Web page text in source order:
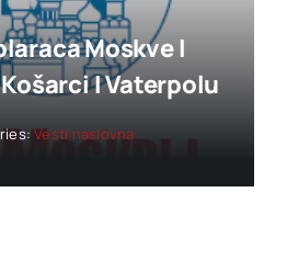
Moskve I
I Vaterpolu
Vesti naslovna